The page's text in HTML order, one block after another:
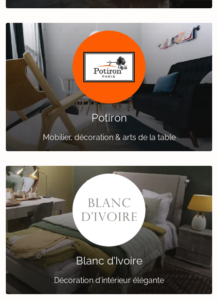
Potiron
Mobilier, décoration & arts de la table
Blanc d’Ivoire
Décoration d'intérieur élégante